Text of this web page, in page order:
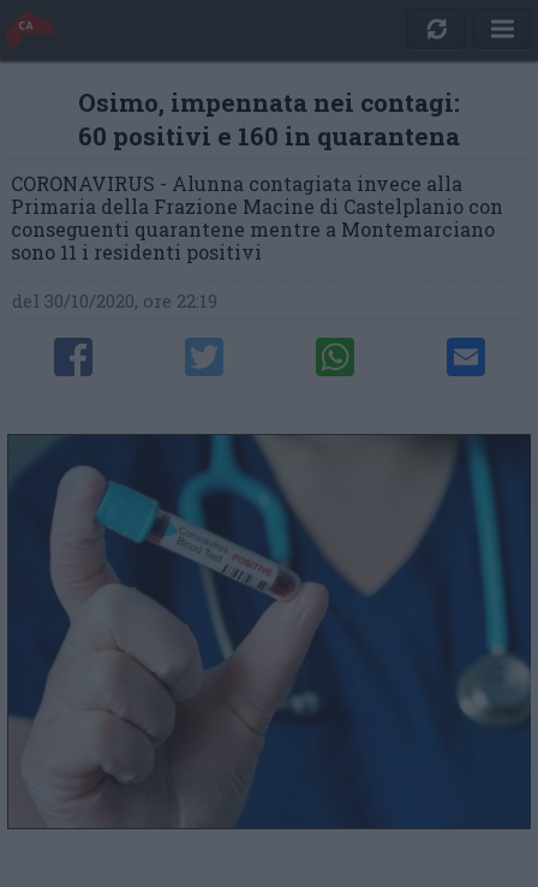
Osimo, impennata nei contagi:
60 positivi e 160 in quarantena
CORONAVIRUS - Alunna contagiata invece alla
Primaria della Frazione Macine di Castelplanio con
conseguenti quarantene mentre a Montemarciano
sono 11 i residenti positivi
del 30/10/2020, ore 22:19